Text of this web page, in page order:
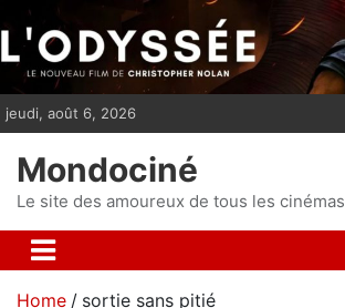
i
p
t
n
jeudi, août 6, 2026
Mondociné
Le site des amoureux de tous les cinémas
Home sortie sans pitié